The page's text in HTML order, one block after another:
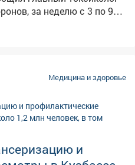
за неделю с 3 по 9
отравлений было
в том числе пятеро
действия. Большая
с выздоровлением,
стационарное
наркотики, третье –
абстиненция и
безопасности: знать
Медицина и здоровье
и